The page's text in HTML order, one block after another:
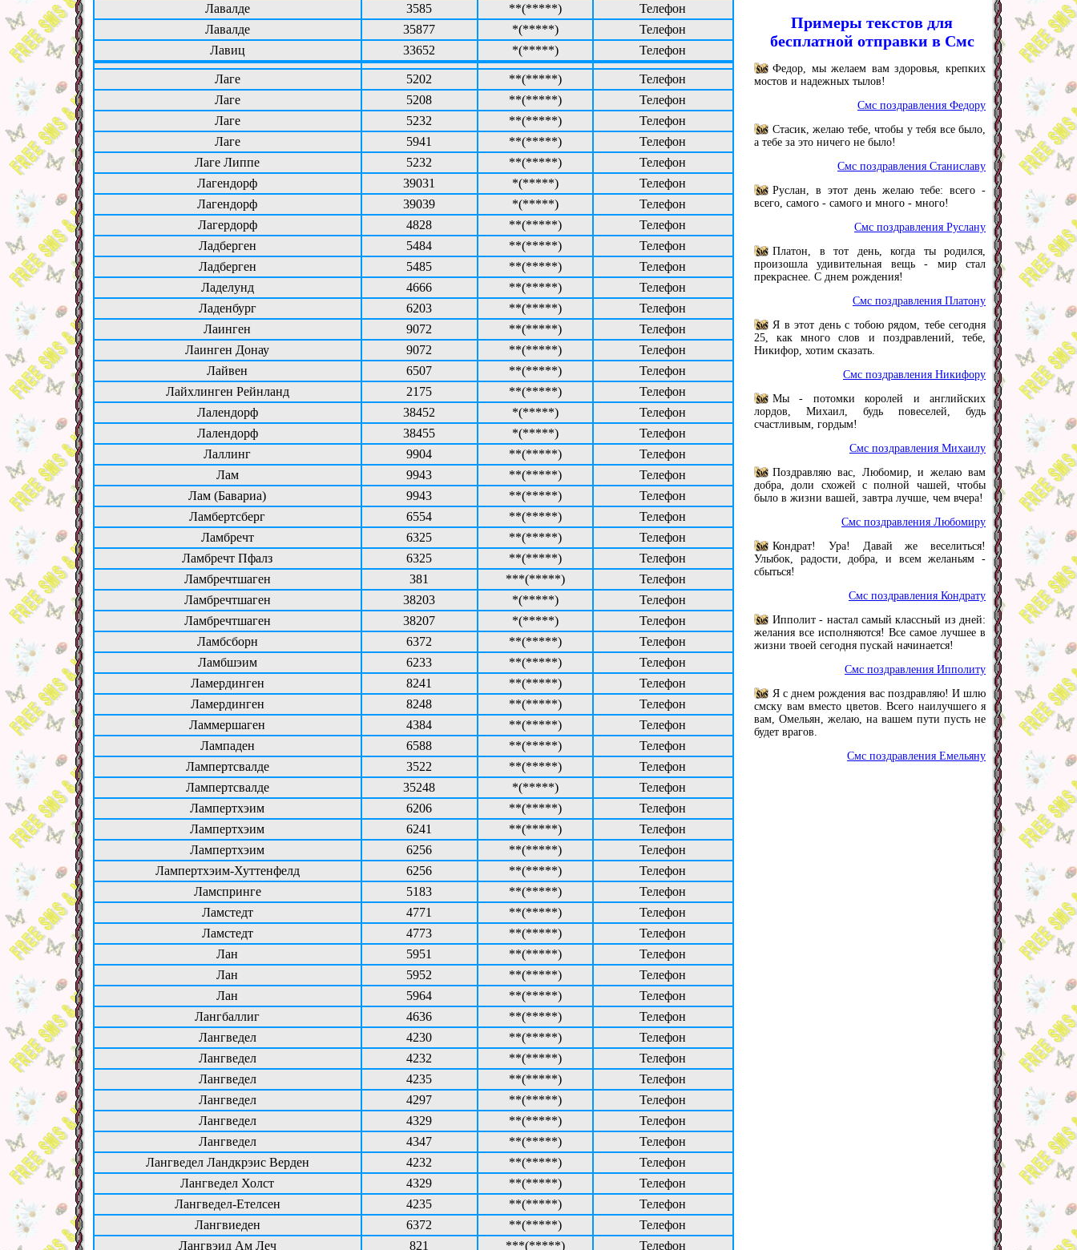
Лавалде
3585 **(*****)
Телефон
Лавалде
35877 *(*****)
Телефон
Лавиц
33652 *(*****) Телефон
Лаге 5202 **(*****)
Телефон
Лаге
5208 **(*****)
Телефон
Лаге
5232 **(*****)
Телефон
Лаге
5941 **(*****)
Телефон
Лаге Липпе
5232 **(*****)
Телефон
Лагендорф
39031 *(*****)
Телефон
Лагендорф
39039 *(*****)
Телефон
Лагердорф
4828 **(*****)
Телефон
Ладберген
5484 **(*****)
Телефон
Ладберген
5485 **(*****)
Телефон
Ладелунд
4666 **(*****)
Телефон
Ладенбург
6203 **(*****)
Телефон
Лаинген
9072 **(*****)
Телефон
Лаинген Донау
9072 **(*****)
Телефон
Лайвен
6507 **(*****)
Телефон
Лайхлинген Рейнланд
2175 **(*****)
Телефон
Лалендорф
38452 *(*****)
Телефон
Лалендорф
38455 *(*****)
Телефон
Лаллинг
9904 **(*****)
Телефон
Лам
9943 **(*****)
Телефон
Лам (Бавариа)
9943 **(*****)
Телефон
Ламбертсберг
6554 **(*****)
Телефон
Ламбречт
6325 **(*****)
Телефон
Ламбречт Пфалз
6325 **(*****)
Телефон
Ламбречтшаген
381 ***(*****)
Телефон
Ламбречтшаген
38203 *(*****)
Телефон
Ламбречтшаген
38207 *(*****)
Телефон
Ламбсборн
6372 **(*****)
Телефон
Ламбшэим
6233 **(*****)
Телефон
Ламердинген
8241 **(*****)
Телефон
Ламердинген
8248 **(*****)
Телефон
Ламмершаген
4384 **(*****)
Телефон
Лампаден
6588 **(*****)
Телефон
Лампертсвалде
3522 **(*****)
Телефон
Лампертсвалде
35248 *(*****)
Телефон
Лампертхэим
6206 **(*****)
Телефон
Лампертхэим
6241 **(*****)
Телефон
Лампертхэим
6256 **(*****)
Телефон
Лампертхэим-Хуттенфелд
6256 **(*****)
Телефон
Ламспринге
5183 **(*****)
Телефон
Ламстедт
4771 **(*****)
Телефон
Ламстедт
4773 **(*****)
Телефон
Лан
5951 **(*****)
Телефон
Лан
5952 **(*****)
Телефон
Лан
5964 **(*****)
Телефон
Лангбаллиг
4636 **(*****)
Телефон
Лангведел
4230 **(*****)
Телефон
Лангведел
4232 **(*****)
Телефон
Лангведел
4235 **(*****)
Телефон
Лангведел
4297 **(*****)
Телефон
Лангведел
4329 **(*****)
Телефон
Лангведел
4347 **(*****)
Телефон
Лангведел Ландкрэис Верден
4232 **(*****)
Телефон
Лангведел Холст
4329 **(*****)
Телефон
Лангведел-Етелсен
4235 **(*****)
Телефон
Лангвиеден
6372 **(*****)
Телефон
Лангвэид Ам Леч
821 ***(*****)
Телефон
Примеры текстов для
бесплатной отправки в Смс
Федор, мы желаем вам здоровья, крепких
мостов и надежных тылов!
Смс поздравления Федору
Стасик, желаю тебе, чтобы у тебя все было,
а тебе за это ничего не было!
Смс поздравления Станиславу
Руслан, в этот день желаю тебе: всего -
всего, самого - самого и много - много!
Смс поздравления Руслану
Платон, в тот день, когда ты родился,
произошла удивительная вещь - мир стал
прекраснее. С днем рождения!
Смс поздравления Платону
Я в этот день с тобою рядом, тебе сегодня
25, как много слов и поздравлений, тебе,
Никифор, хотим сказать.
Смс поздравления Никифору
Мы - потомки королей и английских
лордов, Михаил, будь повеселей, будь
счастливым, гордым!
Смс поздравления Михаилу
Поздравляю вас, Любомир, и желаю вам
добра, доли схожей с полной чашей, чтобы
было в жизни вашей, завтра лучше, чем вчера!
Смс поздравления Любомиру
Кондрат! Ура! Давай же веселиться!
Улыбок, радости, добра, и всем желаньям -
сбыться!
Смс поздравления Кондрату
Ипполит - настал самый классный из дней:
желания все исполняются! Все самое лучшее в
жизни твоей сегодня пускай начинается!
Смс поздравления Ипполиту
Я с днем рождения вас поздравляю! И шлю
смску вам вместо цветов. Всего наилучшего я
вам, Омельян, желаю, на вашем пути пусть не
будет врагов.
Смс поздравления Емельяну